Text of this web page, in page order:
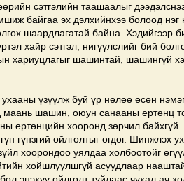
сэтгэлийн таашаалыг
байгаа эх дэлхийнхээ болоод нэг
шаардлагатай байна. Хэдийгээр
хайр сэтгэл, нигүүлслийг бий
хариуцлагыг шашинтай, шашингүй
үзүүлж буй үр нөлөө өсөн
маань шашин, оюун санааны ертөнц
ертөнцийн хооронд зөрчил байхгүй.
гүнзгий ойлголтыг өгдөг. Шинжлэх
хоорондоо уялдаа холбоотойг
хойшлуулшгүй асуудлаар